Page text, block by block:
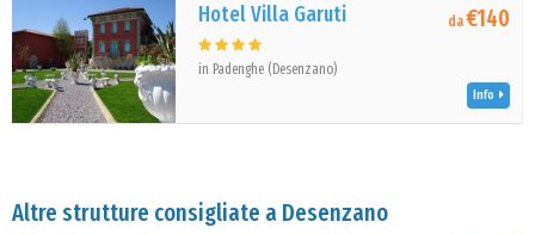
Hotel Villa Garuti
in Padenghe (Desenzano)
da€140
Info
Altre strutture consigliate a Desenzano